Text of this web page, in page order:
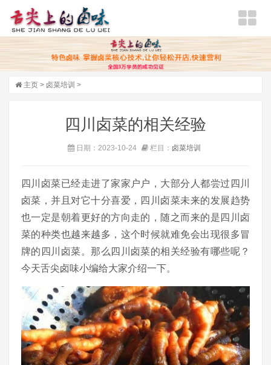
主页 > 卤菜培训 >
四川卤菜的相关经验
日期：2023-10-24 栏目： 卤菜培训
四川卤菜已经走进了家家户户，大部分人都尝过四川
卤菜，并且对它十分喜爱，四川卤菜未来的发展趋势
也一定是朝着更好的方向走的，随之而来的是四川卤
菜的种类也越来越多，这个时候就难免会出现很多冒
牌的四川卤菜。那么四川卤菜的相关经验有哪些呢？
今天舌尖卤味小编给大家介绍一下。